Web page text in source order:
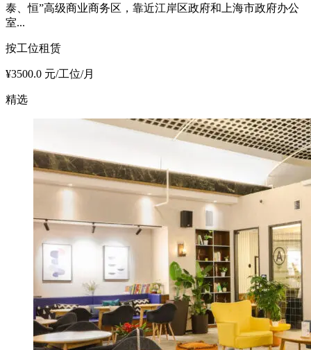
泰、恒”高级商业商务区，靠近江岸区政府和上海市政府办公
室...
按工位租赁
¥3500.0 元/工位/月
精选